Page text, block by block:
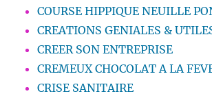
COURSE HIPPIQUE NEUILLE
CREATIONS GENIALES &
CREER SON ENTREPRISE
CREMEUX CHOCOLAT A LA
CRISE SANITAIRE